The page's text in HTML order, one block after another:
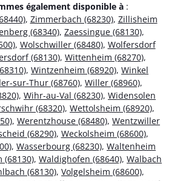
également disponible à :
, Zimmerbach (68230), Zillisheim
(68340), Zaessingue (68130),
, Wolschwiller (68480), Wolfersdorf
(68130), Wittenheim (68270),
, Wintzenheim (68920), Winkel
sur-Thur (68760), Willer (68960),
, Wihr-au-Val (68230), Widensolen
(68320), Wettolsheim (68920),
, Werentzhouse (68480), Wentzwiller
(68290), Weckolsheim (68600),
, Wasserbourg (68230), Waltenheim
(68130), Waldighofen (68640), Walbach
(68130), Volgelsheim (68600),